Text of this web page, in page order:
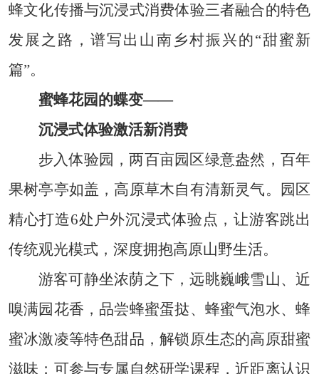
蜂文化传播与沉浸式消费体验三者融合的特色
发展之路，谱写出山南乡村振兴的“甜蜜新
篇”。
蜜蜂花园的蝶变——
沉浸式体验激活新消费
步入体验园，两百亩园区绿意盎然，百年
果树亭亭如盖，高原草木自有清新灵气。园区
精心打造6处户外沉浸式体验点，让游客跳出
传统观光模式，深度拥抱高原山野生活。
游客可静坐浓荫之下，远眺巍峨雪山、近
嗅满园花香，品尝蜂蜜蛋挞、蜂蜜气泡水、蜂
蜜冰激凌等特色甜品，解锁原生态的高原甜蜜
滋味；可参与专属自然研学课程，近距离认识